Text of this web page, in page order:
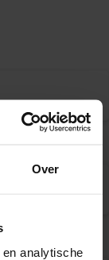
Over
analytische